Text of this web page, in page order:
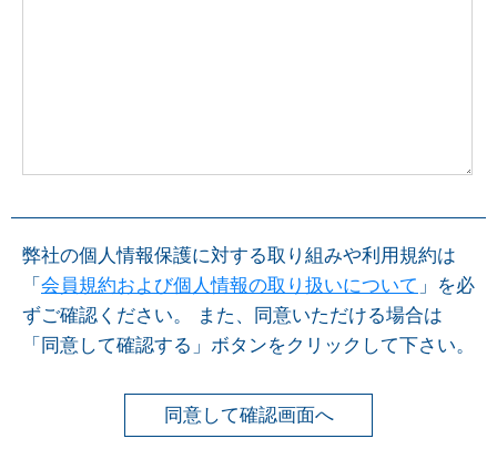
弊社の個人情報保護に対する取り組みや利用規約は
「 会員規約および個人情報の取り扱いについて 」を必
ずご確認ください。 また、同意いただける場合は
「同意して確認する」ボタンをクリックして下さい。